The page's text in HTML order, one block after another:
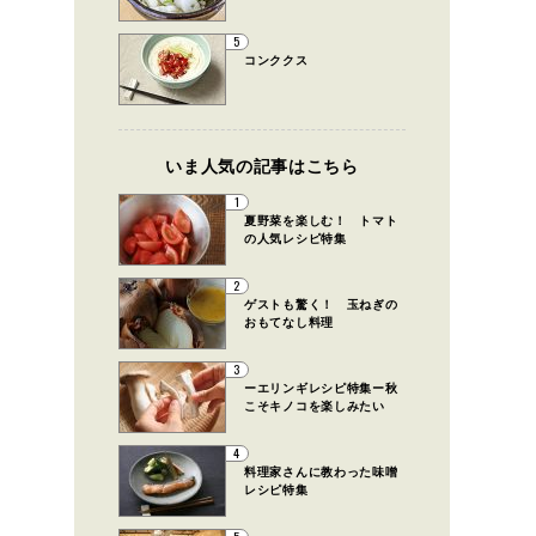
5
コンククス
いま人気の記事はこちら
1
夏野菜を楽しむ！ トマト
の人気レシピ特集
2
ゲストも驚く！ 玉ねぎの
おもてなし料理
3
ーエリンギレシピ特集ー秋
こそキノコを楽しみたい
4
料理家さんに教わった味噌
レシピ特集